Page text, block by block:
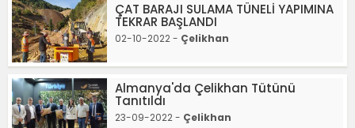
ÇAT BARAJI SULAMA TÜNELİ YAPIMINA
TEKRAR BAŞLANDI
02-10-2022 - Çelikhan
Almanya'da Çelikhan Tütünü
Tanıtıldı
23-09-2022 - Çelikhan